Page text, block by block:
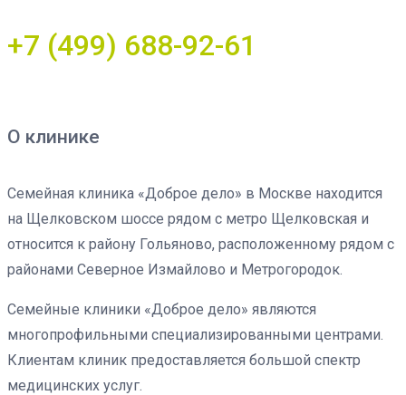
+7 (499) 688-92-61
О клинике
Семейная клиника «Доброе дело» в Москве находится
на Щелковском шоссе рядом с метро Щелковская и
относится к району Гольяново, расположенному рядом с
районами Северное Измайлово и Метрогородок.
Семейные клиники «Доброе дело» являются
многопрофильными специализированными центрами.
Клиентам клиник предоставляется большой спектр
медицинских услуг.